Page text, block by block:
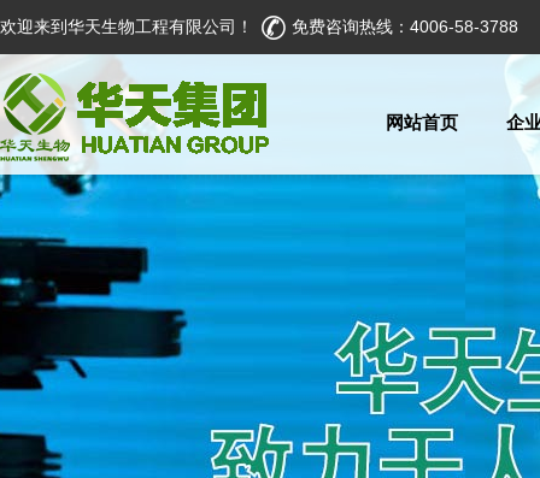
欢迎来到华天生物工程有限公司！ 免费咨询热线：4006-58-3788
网站首页 企